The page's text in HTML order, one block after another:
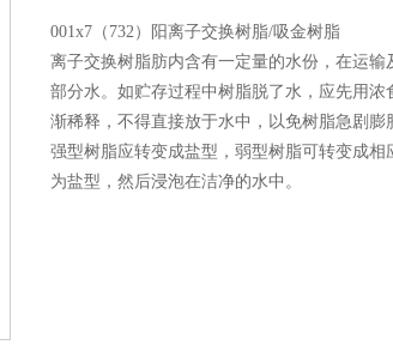
001x7（732）阳离子交换树脂/吸金树脂
离子交换树脂肪内含有一定量的水份，在运
部分水。如贮存过程中树脂脱了水，应先用浓
渐稀释，不得直接放于水中，以免树脂急剧膨
强型树脂应转变成盐型，弱型树脂可转变成
为盐型，然后浸泡在洁净的水中。